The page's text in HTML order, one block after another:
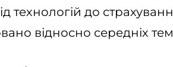
технологій до
відносно середніх